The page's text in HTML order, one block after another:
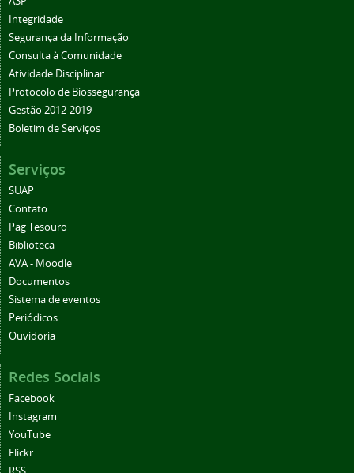
Integridade
Segurança da Informação
Consulta à Comunidade
Atividade Disciplinar
Protocolo de Biossegurança
Gestão 2012-2019
Boletim de Serviços
Serviços
SUAP
Contato
Pag Tesouro
Biblioteca
AVA - Moodle
Documentos
Sistema de eventos
Periódicos
Ouvidoria
Redes Sociais
Facebook
Instagram
YouTube
Flickr